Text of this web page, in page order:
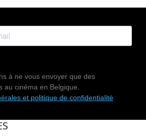
à ne vous envoyer que des
au cinéma en Belgique.
et politique de confidentialité